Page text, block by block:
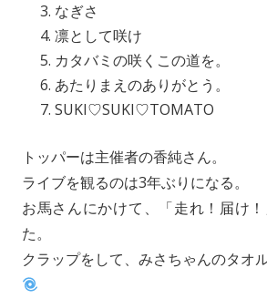
なぎさ
凛として咲け
カタバミの咲くこの道を。
あたりまえのありがとう。
SUKI♡SUKI♡TOMATO
トッパーは主催者の香純さん。
ライブを観るのは3年ぶりになる。
お馬さんにかけて、「走れ！届け
た。
クラップをして、みさちゃんのタオ